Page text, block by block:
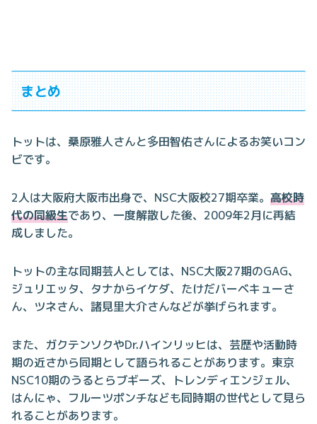
まとめ
トットは、桑原雅人さんと多田智佑さんによるお笑いコン
ビです。
2人は大阪府大阪市出身で、NSC大阪校27期卒業。 高校時
代の同級生であり、一度解散した後、2009年2月に再結
成しました。
トットの主な同期芸人としては、NSC大阪27期のGAG、
ジュリエッタ、タナからイケダ、たけだバーベキューさ
ん、ツネさん、諸見里大介さんなどが挙げられます。
また、ガクテンソクやDr.ハインリッヒは、芸歴や活動時
期の近さから同期として語られることがあります。東京
NSC10期のうるとらブギーズ、トレンディエンジェル、
はんにゃ、フルーツポンチなども同時期の世代として見ら
れることがあります。